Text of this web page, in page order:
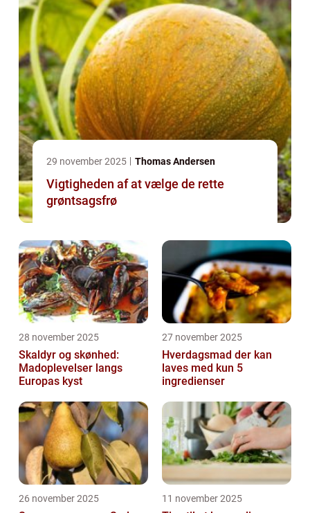
29 november 2025 Thomas Andersen
Vigtigheden af at vælge de rette
grøntsagsfrø
28 november 2025
Skaldyr og skønhed:
Madoplevelser langs
Europas kyst
27 november 2025
Hverdagsmad der kan
laves med kun 5
ingredienser
26 november 2025 11 november 2025